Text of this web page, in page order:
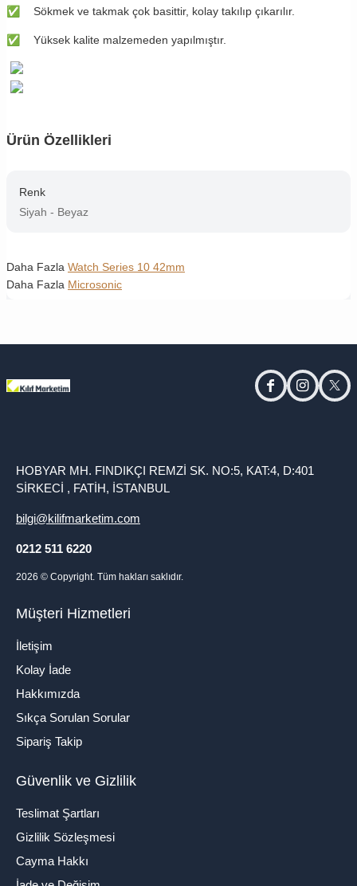
✅ Sökmek ve takmak çok basittir, kolay takılıp çıkarılır.
✅ Yüksek kalite malzemeden yapılmıştır.
Ürün Özellikleri
Renk
Siyah - Beyaz
Daha Fazla Watch Series 10 42mm
Daha Fazla Microsonic
facebookinstagram
HOBYAR MH. FINDIKÇI REMZİ SK. NO:5, KAT:4, D:401
SİRKECİ , FATİH, İSTANBUL
bilgi@kilifmarketim.com
0212 511 6220
2026 © Copyright. Tüm hakları saklıdır.
Müşteri Hizmetleri
İletişim
Kolay İade
Hakkımızda
Sıkça Sorulan Sorular
Sipariş Takip
Güvenlik ve Gizlilik
Teslimat Şartları
Gizlilik Sözleşmesi
Cayma Hakkı